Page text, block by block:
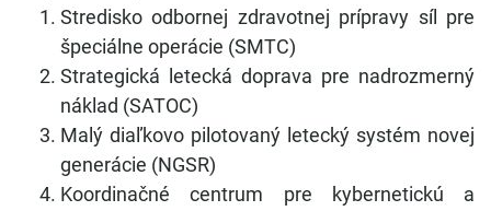
Stredisko odbornej zdravotnej prípravy síl pre
špeciálne operácie (SMTC)
Strategická letecká doprava pre nadrozmerný
náklad (SATOC)
Malý diaľkovo pilotovaný letecký systém novej
generácie (NGSR)
Koordinačné centrum pre kybernetickú a